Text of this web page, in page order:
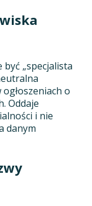
być „specjalista
o
Oddaje
i nie
danym